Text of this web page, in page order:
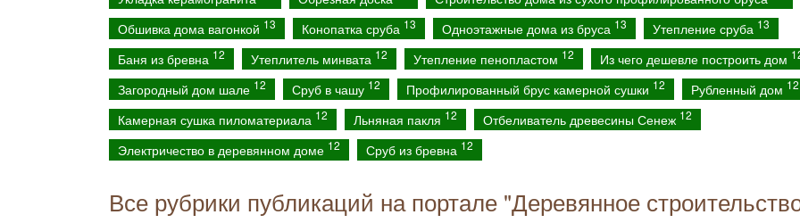
Обшивка дома вагонкой 13 Конопатка сруба 13 Одноэтажные дома из бруса 13 Утепление сруба 13
Баня из бревна 12 Утеплитель минвата 12 Утепление пенопластом 12 Из чего дешевле построить дом
Загородный дом шале 12 Сруб в чашу 12 Профилированный брус камерной сушки 12 Рубленный дом 12
Камерная сушка пиломатериала 12 Льняная пакля 12 Отбеливатель древесины Сенеж 12
Электричество в деревянном доме 12 Сруб из бревна 12
Все рубрики публикаций на портале "Деревянное